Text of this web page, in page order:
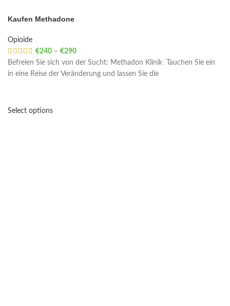
Kaufen Methadone
Opioide
€240 – €290
Befreien Sie sich von der Sucht: Methadon Klinik Tauchen Sie ein
in eine Reise der Veränderung und lassen Sie die
Select options